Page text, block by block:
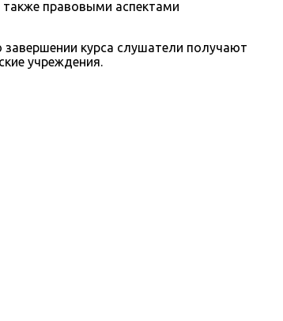
правовыми аспектами
курса слушатели получают
учреждения.